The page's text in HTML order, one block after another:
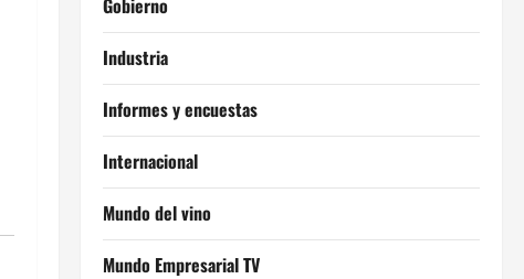
Gobierno
Industria
Informes y encuestas
Internacional
Mundo del vino
Mundo Empresarial TV